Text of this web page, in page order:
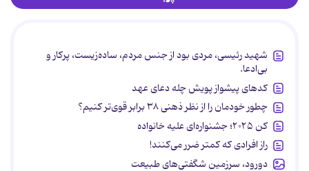
شهید رئیسی، مردی بود از جنس مردم، ساده‌زیست، پرکار و
بی‌ادعا.
کدهای پیشواز پویش چله دعای عهد
چطور خودمان را از نظر ذهنی ۳۸ برابر قوی‌تر کنیم؟
کن ۲۰۲۵؛ جشنواره‌ای علیه خانواده
راز افرادی که کمتر ضرر می‌کنند!
دورود، سرزمین شگفتی‌های طبیعت